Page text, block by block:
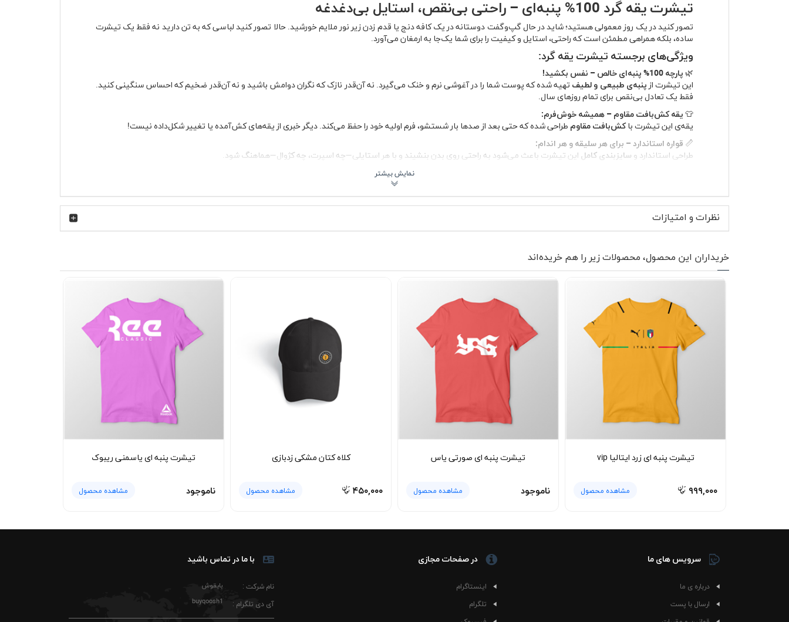
تیشرت یقه گرد 100% پنبه‌ای – راحتی بی‌نقص، استایل بی‌دغدغه
تصور کنید در یک روز معمولی هستید؛ شاید در حال گپ‌وگفت دوستانه در یک کافه دنج یا قدم زدن زیر نور ملایم خورشید. حالا تصور کنید لباسی که به تن دارید نه فقط یک تیشرت
ساده، بلکه همراهی مطمئن است که راحتی، استایل و کیفیت را برای شما یک‌جا به ارمغان می‌آورد.
ویژگی‌های برجسته تیشرت یقه گرد:
🌿 پارچه 100% پنبه‌ای خالص – نفس بکشید!
این تیشرت از پنبه‌ی طبیعی و لطیف تهیه شده که پوست شما را در آغوشی نرم و خنک می‌گیرد. نه آن‌قدر نازک که نگران دوامش باشید و نه آن‌قدر ضخیم که احساس سنگینی کنید.
فقط یک تعادل بی‌نقص برای تمام روزهای سال.
👕 یقه کش‌بافت مقاوم – همیشه خوش‌فرم:
یقه‌ی این تیشرت باکش‌بافت مقاوم طراحی شده که حتی بعد از صدها بار شستشو، فرم اولیه خود را حفظ می‌کند. دیگر خبری از یقه‌های کش‌آمده یا تغییر شکل‌داده نیست!
📏 قواره استاندارد – برای هر سلیقه و هر اندام:
طراحی استاندارد و سایزبندی کامل این تیشرت باعث می‌شود به راحتی روی بدن بنشیند و با هر استایلی—چه اسپرت، چه کژوال—هماهنگ شود.
از طیف وسیعی از رنگ‌های زنده و شیک انتخاب کنید. چه طرفدار رنگ‌های کلاسیک باشید، چه دنبال تنالیته‌های خاص، این تیشرت همیشه یک گزینه‌ی جذاب برای شما دارد.
این تیشرت به راحتی قابل شستشو است و بدون نگرانی از تغییر رنگ یا سایز، همیشه مثل روز اول تازه می‌ماند.
انتخاب کنید.
نظرات و امتیازات
خریداران این محصول، محصولات زیر را هم خریده‌اند
تیشرت پنبه ای زرد ایتالیا vip
۹۹۹,۰۰۰ مشاهده محصول
تیشرت پنبه ای صورتی یاس
ناموجود مشاهده محصول
کلاه کتان مشکی زدبازی
۴۵۰,۰۰۰ مشاهده محصول
تیشرت پنبه ای یاسمنی ریبوک
ناموجود مشاهده محصول
سرویس های ما
درباره ی ما
ارسال با پست
در صفحات مجازی
اینستاگرام
تلگرام
با ما در تماس باشید
نام شرکت :
آی دی تلگرام :
بایقوش
buyqoosh1